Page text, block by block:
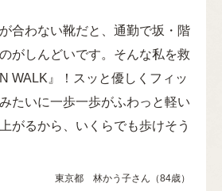
合わない靴だと、通勤で坂・階
がしんどいです。そんな私を救
WALK』！スッと優しくフィッ
たいに一歩一歩がふわっと軽い
がるから、いくらでも歩けそう
東京都 林かう子さん（84歳）